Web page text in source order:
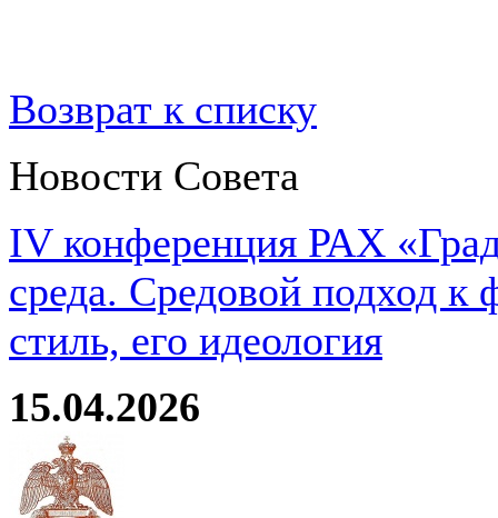
Возврат к списку
Новости Совета
IV конференция РАХ
среда. Средовой подход
стиль, его идеология
15.04.2026